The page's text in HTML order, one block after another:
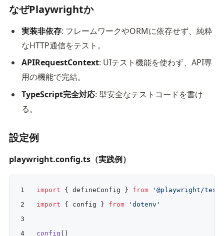
なぜPlaywrightか
実装非依存: フレームワークやORMに依存せず、純粋
なHTTP通信をテスト。
APIRequestContext: UIテスト機能を使わず、API専
用の機能で完結。
TypeScript完全対応: 型安全なテストコードを書け
る。
設定例
playwright.config.ts（実践例）
import { defineConfig } from '@playwright/
import { config } from 'dotenv'
config ()